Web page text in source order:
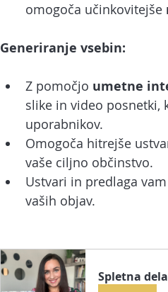
omogoča učinkovitejše
Generiranje vsebin:
Z pomočjo umetne
slike in video posnetki,
uporabnikov.
Omogoča hitrejše
vaše ciljno občinstvo.
Ustvari in predlaga
vaših objav.
Spletna